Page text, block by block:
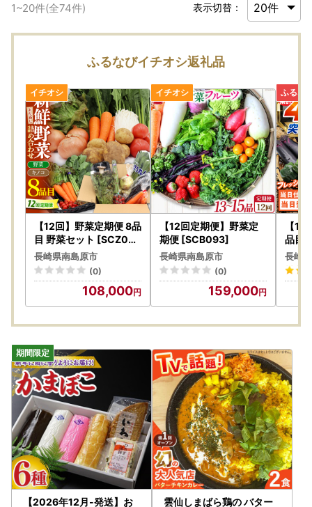
2023年6月1日（木）受付分より荷物の送り状に記載された
送り状記載のお届け先から変更後のお届け先までの運賃（定
価・着払い）を収受いたします。※ヤマト運輸HPより抜粋
ーーーーーーーーーーーーーーーーーーーーーーーーーーー
ーーーーーーーーーーーーーー
お届け先が変更となる場合は、事前に当市へご連絡をお願い
いたします。
【書類の発送について（年末年始以外）】
※重要※返礼品とは別に、ご入金確認後2週間以内に発送いた
します。
なお、ワンストップ特例申請書は、ご要望の寄附者様のみ同
封いたします。
【ワンストップ特例申請アプリ『IAM＜アイアム＞』のお知
らせ】
スマホのみでワンストップ特例申請を完結できるアプリ『IA
M＜アイアム＞』と『ふるまど』をご利用いただくことで、
スマホやパソコンで複数自治体の管理やワンストップ特例申
詳細についてはこちらをご確認ください。
【返礼品のお届けについて】
・返礼品につきましては、提供事業者より直接お届け致しま
す。
なお、納期につきましては、返礼品によって異なりますの
で、商品ページをご確認ください。
（状況によっては、お申込み過多により掲載の配送期日より
お時間がかかる場合がございますので、予めご了承くださ
い。）
発送が完了いたしましたら、メールにてお荷物の問い合わせ
1~20件(全74件) 表示切替：
ふるなびイチオシ返礼品
【12回】野菜定期便 8品
目 野菜セット [SCZ030
]
長崎県南島原市
(0)
108,000
【12回定期便】野菜定
期便 [SCB093]
長崎県南島原市
(0)
159,000
【
品目
19]
長崎
【2026年12月-発送】お
雲仙しまばら鶏の バター